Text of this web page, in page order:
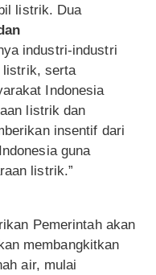
listrik. Dua
industri-industri
listrik, serta
Indonesia
listrik dan
insentif dari
guna
listrik.”
Pemerintah akan
membangkitkan
air, mulai